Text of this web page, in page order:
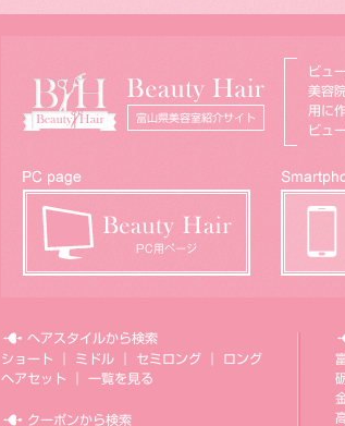
ビュ
美容
用に
ビュ
ヘアスタイルから検索
ショート
ミドル セミロング
ロング
ヘアセット
一覧を見る
クーポンから検索